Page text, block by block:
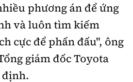
phương án để ứng
và luôn tìm kiếm
cực để phấn đấu", ông
giám đốc Toyota
định.